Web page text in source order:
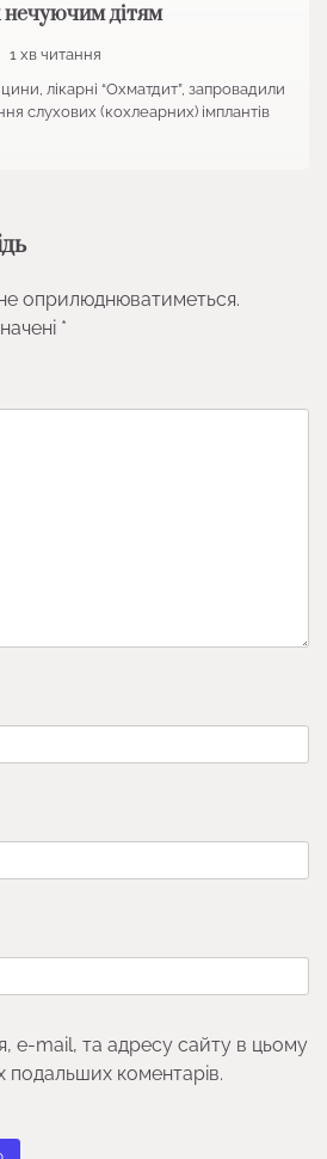
дітям
1 хв читання
лікарні “Охматдит”, запровадили
слухових (кохлеарних) імплантів
оприлюднюватиметься.
*
e-mail, та адресу сайту в цьому
подальших коментарів.